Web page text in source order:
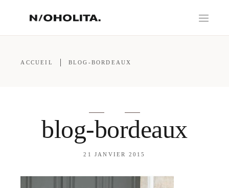
ACCUEIL BLOG-BORDEAUX
blog-bordeaux
21 JANVIER 2015